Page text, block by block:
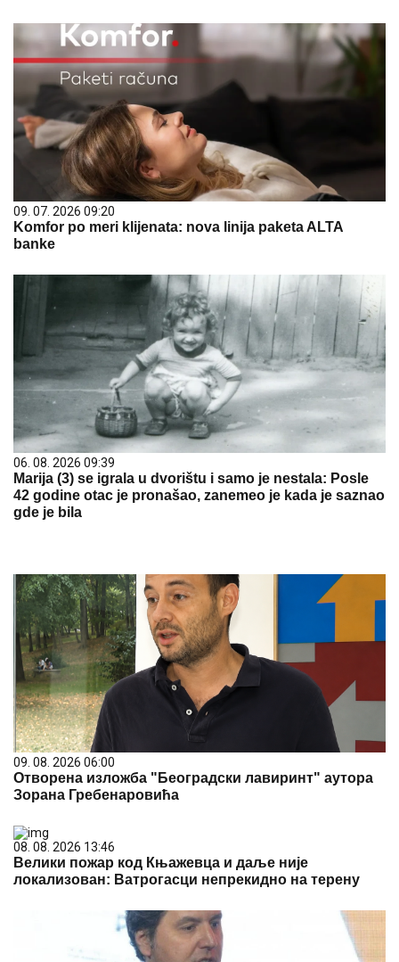
09. 07. 2026 09:20
Komfor po meri klijenata: nova linija paketa ALTA
banke
06. 08. 2026 09:39
Marija (3) se igrala u dvorištu i samo je nestala: Posle
42 godine otac je pronašao, zanemeo je kada je saznao
gde je bila
09. 08. 2026 06:00
Отворена изложба "Београдски лавиринт" аутора
Зорана Гребенаровића
08. 08. 2026 13:46
Велики пожар код Књажевца и даље није
локализован: Ватрогасци непрекидно на терену